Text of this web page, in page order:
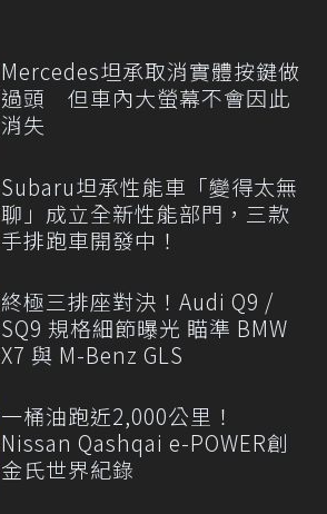
Mercedes坦承取消實體按鍵做
過頭 但車內大螢幕不會因此
消失
Subaru坦承性能車「變得太無
聊」成立全新性能部門，三款
手排跑車開發中！
終極三排座對決！Audi Q9 /
SQ9 規格細節曝光 瞄準 BMW
X7 與 M-Benz GLS
一桶油跑近2,000公里！
Nissan Qashqai e-POWER創
金氏世界紀錄